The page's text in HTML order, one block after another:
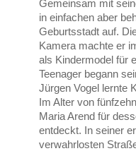
Gemeinsam mit
in einfachen aber
Geburtsstadt auf.
Kamera machte er
als Kindermodel für
Teenager begann
Jürgen Vogel lernte
Im Alter von
Maria Arend für
entdeckt. In seiner
verwahrlosten